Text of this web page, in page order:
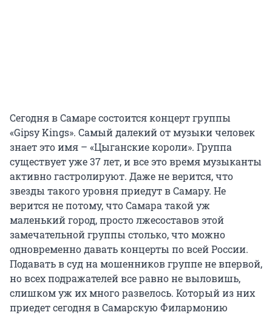
Сегодня в Самаре состоится концерт группы
«Gipsy Kings». Самый далекий от музыки человек
знает это имя – «Цыганские короли». Группа
существует уже 37 лет, и все это время музыканты
активно гастролируют. Даже не верится, что
звезды такого уровня приедут в Самару. Не
верится не потому, что Самара такой уж
маленький город, просто лжесоставов этой
замечательной группы столько, что можно
одновременно давать концерты по всей России.
Подавать в суд на мошенников группе не впервой,
но всех подражателей все равно не выловишь,
слишком уж их много развелось. Который из них
приедет сегодня в Самарскую Филармонию